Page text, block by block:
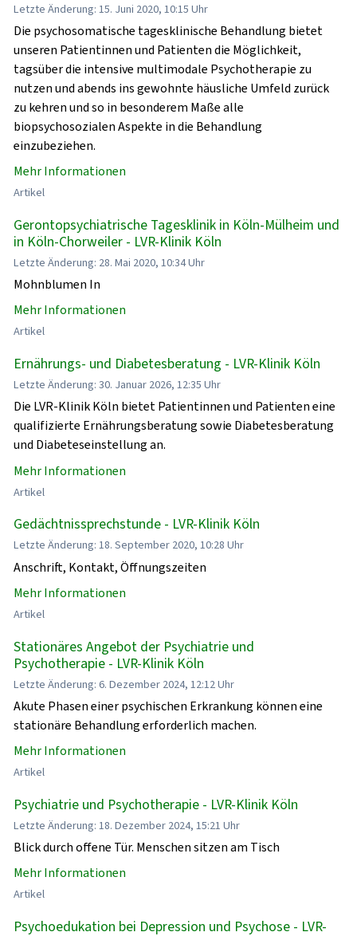
Letzte Änderung: 15. Juni 2020, 10:15 Uhr
Die psychosomatische tagesklinische Behandlung bietet
unseren Patientinnen und Patienten die Möglichkeit,
tagsüber die intensive multimodale Psychotherapie zu
nutzen und abends ins gewohnte häusliche Umfeld zurück
zu kehren und so in besonderem Maße alle
biopsychosozialen Aspekte in die Behandlung
einzubeziehen.
Mehr Informationen
Artikel
Gerontopsychiatrische Tagesklinik in Köln-Mülheim und
in Köln-Chorweiler - LVR-Klinik Köln
Letzte Änderung: 28. Mai 2020, 10:34 Uhr
Mohnblumen In
Mehr Informationen
Artikel
Ernährungs- und Diabetesberatung - LVR-Klinik Köln
Letzte Änderung: 30. Januar 2026, 12:35 Uhr
Die LVR-Klinik Köln bietet Patientinnen und Patienten eine
qualifizierte Ernährungsberatung sowie Diabetesberatung
und Diabeteseinstellung an.
Mehr Informationen
Artikel
Gedächtnissprechstunde - LVR-Klinik Köln
Letzte Änderung: 18. September 2020, 10:28 Uhr
Anschrift, Kontakt, Öffnungszeiten
Mehr Informationen
Artikel
Stationäres Angebot der Psychiatrie und
Psychotherapie - LVR-Klinik Köln
Letzte Änderung: 6. Dezember 2024, 12:12 Uhr
Akute Phasen einer psychischen Erkrankung können eine
stationäre Behandlung erforderlich machen.
Mehr Informationen
Artikel
Psychiatrie und Psychotherapie - LVR-Klinik Köln
Letzte Änderung: 18. Dezember 2024, 15:21 Uhr
Blick durch offene Tür. Menschen sitzen am Tisch
Mehr Informationen
Artikel
Psychoedukation bei Depression und Psychose - LVR-